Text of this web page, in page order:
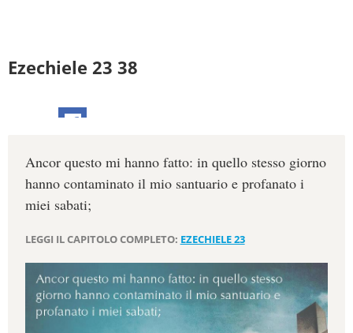
Ezechiele 23 38
Ancor questo mi hanno fatto: in quello stesso giorno
hanno contaminato il mio santuario e profanato i
miei sabati;
LEGGI IL CAPITOLO COMPLETO: EZECHIELE 23